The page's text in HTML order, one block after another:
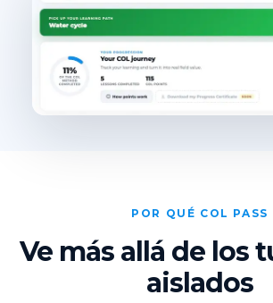
POR QUÉ COL PASS
Ve más allá de los
aislados